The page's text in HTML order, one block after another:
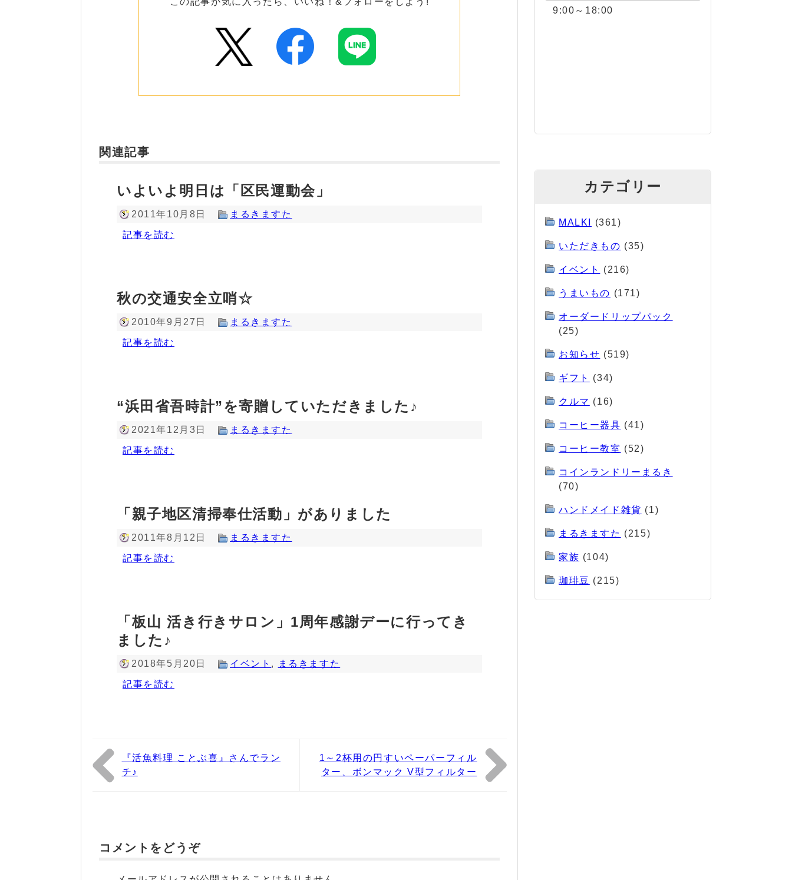
関連記事
いよいよ明日は「区民運動会」
2011年10月8日 まるきますた
記事を読む
秋の交通安全立哨☆
2010年9月27日 まるきますた
記事を読む
“浜田省吾時計”を寄贈していただきました♪
2021年12月3日 まるきますた
記事を読む
「親子地区清掃奉仕活動」がありました
2011年8月12日 まるきますた
記事を読む
「板山 活き行きサロン」1周年感謝デーに行ってき
ました♪
2018年5月20日 イベント , まるきますた
記事を読む
『活魚料理 ことぶ喜』さんでラン
チ♪
1～2杯用の円すいペーパーフィル
ター、ボンマック V型フィルター
コメントをどうぞ
9:00～18:00
カテゴリー
MALKI (361)
いただきもの (35)
イベント (216)
うまいもの (171)
オーダードリップパック
(25)
お知らせ (519)
ギフト (34)
クルマ (16)
コーヒー器具 (41)
コーヒー教室 (52)
コインランドリーまるき
(70)
ハンドメイド雑貨 (1)
まるきますた (215)
家族 (104)
珈琲豆 (215)